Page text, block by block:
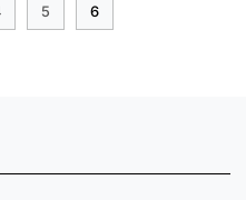
5 6